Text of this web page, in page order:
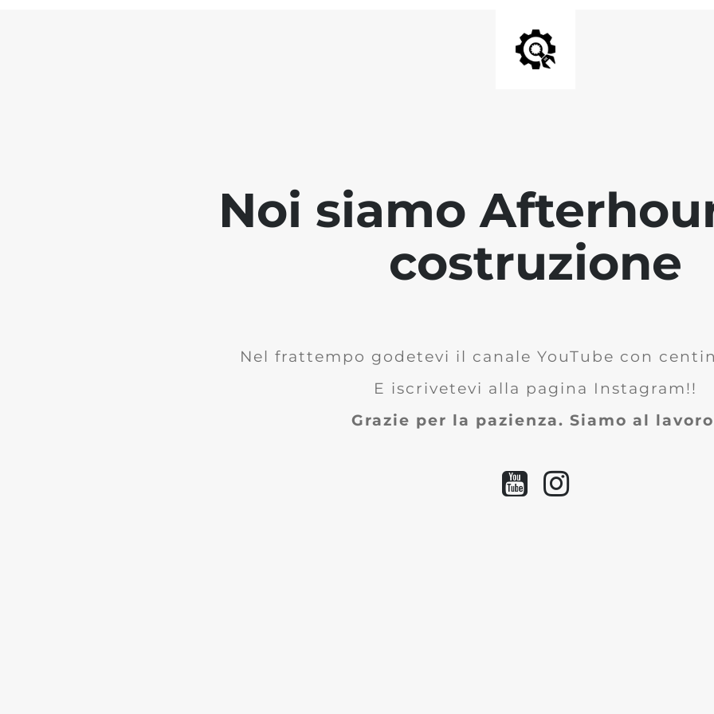
Noi siamo
costruzione
Nel frattempo godetevi il canale YouTube con
E iscrivetevi alla pagina Instagram!!
Grazie per la pazienza. Siamo al